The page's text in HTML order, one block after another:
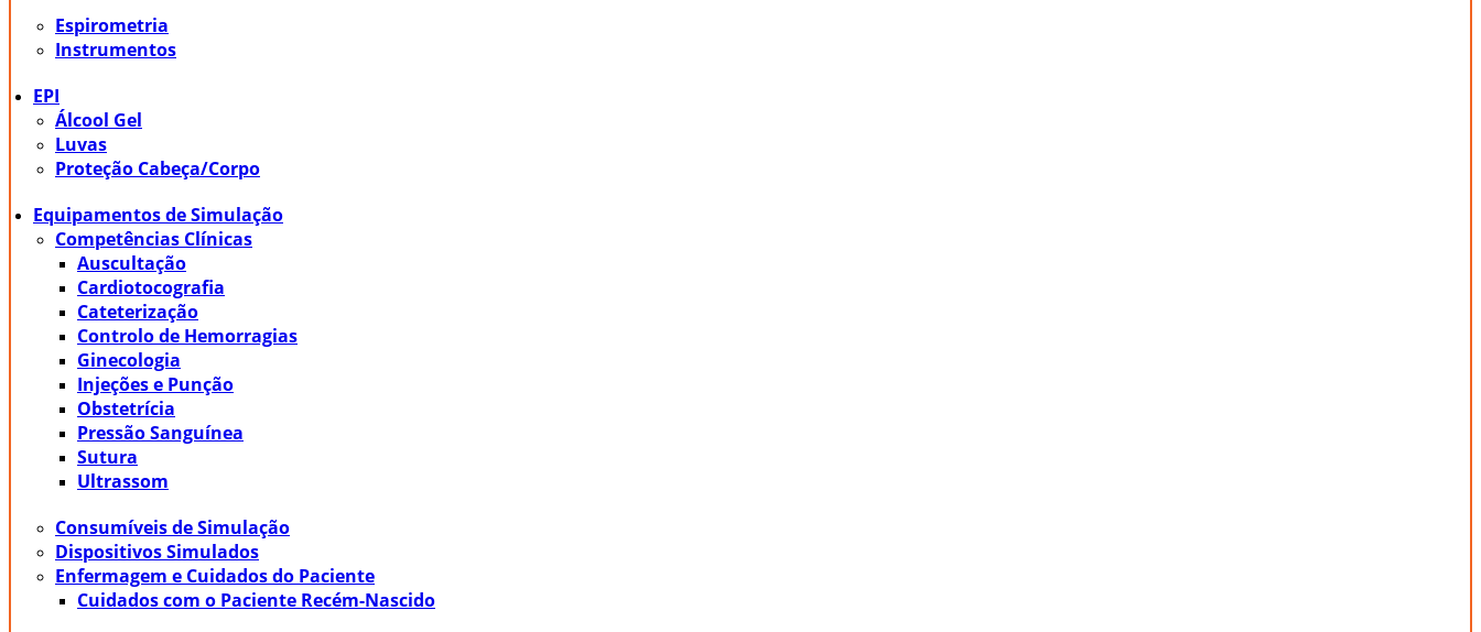
Espirometria
Instrumentos
EPI
Álcool Gel
Luvas
Proteção Cabeça/Corpo
Equipamentos de Simulação
Competências Clínicas
Auscultação
Cardiotocografia
Cateterização
Controlo de Hemorragias
Ginecologia
Injeções e Punção
Obstetrícia
Pressão Sanguínea
Sutura
Ultrassom
Consumíveis de Simulação
Dispositivos Simulados
Enfermagem e Cuidados do Paciente
Cuidados com o Paciente Recém-Nascido